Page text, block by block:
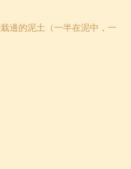
邊的泥土（一半在泥中，一